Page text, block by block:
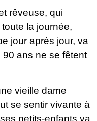
rêveuse, qui
la journée,
jour après jour, va
ans ne se fêtent
vieille dame
se sentir vivante à